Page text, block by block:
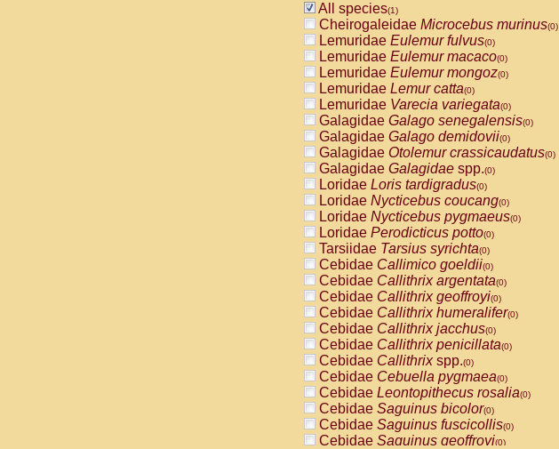
All species(1)
Cheirogaleidae Microcebus murinus(0)
Lemuridae Eulemur fulvus(0)
Lemuridae Eulemur macaco(0)
Lemuridae Eulemur mongoz(0)
Lemuridae Lemur catta(0)
Lemuridae Varecia variegata(0)
Galagidae Galago senegalensis(0)
Galagidae Galago demidovii(0)
Galagidae Otolemur crassicaudatus(0)
Galagidae Galagidae spp.(0)
Loridae Loris tardigradus(0)
Loridae Nycticebus coucang(0)
Loridae Nycticebus pygmaeus(0)
Loridae Perodicticus potto(0)
Tarsiidae Tarsius syrichta(0)
Cebidae Callimico goeldii(0)
Cebidae Callithrix argentata(0)
Cebidae Callithrix geoffroyi(0)
Cebidae Callithrix humeralifer(0)
Cebidae Callithrix jacchus(0)
Cebidae Callithrix penicillata(0)
Cebidae Callithrixspp.(0)
Cebidae Cebuella pygmaea(0)
Cebidae Leontopithecus rosalia(0)
Cebidae Saguinus bicolor(0)
Cebidae Saguinus fuscicollis(0)
Cebidae Saguinus geoffroyi(0)